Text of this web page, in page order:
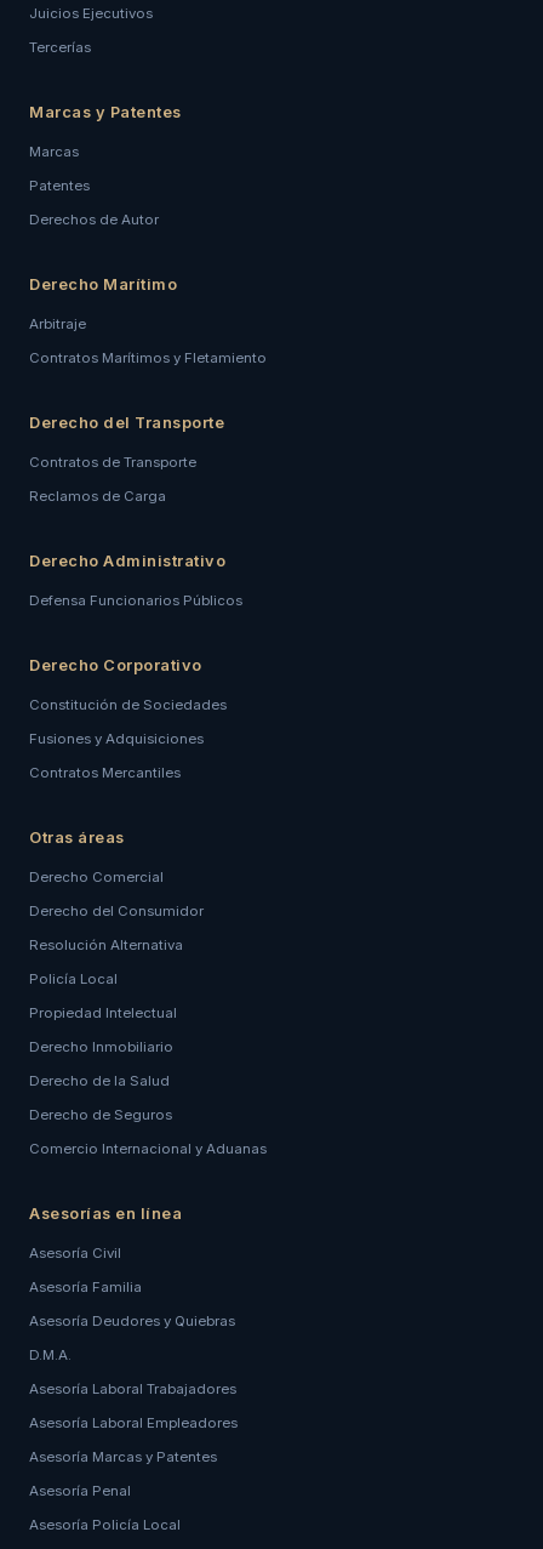
Juicios Ejecutivos
Tercerías
Marcas y Patentes
Marcas
Patentes
Derechos de Autor
Derecho Marítimo
Arbitraje
Contratos Marítimos y Fletamiento
Derecho del Transporte
Contratos de Transporte
Reclamos de Carga
Derecho Administrativo
Defensa Funcionarios Públicos
Derecho Corporativo
Constitución de Sociedades
Fusiones y Adquisiciones
Contratos Mercantiles
Otras áreas
Derecho Comercial
Derecho del Consumidor
Resolución Alternativa
Policía Local
Propiedad Intelectual
Derecho Inmobiliario
Derecho de la Salud
Derecho de Seguros
Comercio Internacional y Aduanas
Asesorías en línea
Asesoría Civil
Asesoría Familia
Asesoría Deudores y Quiebras
D.M.A.
Asesoría Laboral Trabajadores
Asesoría Laboral Empleadores
Asesoría Marcas y Patentes
Asesoría Penal
Asesoría Policía Local